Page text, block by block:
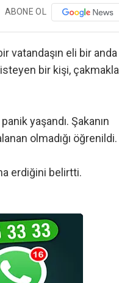
ABONE OL
vatandaşın eli bir anda
bir kişi, çakmakla
yaşandı. Şakanın
olmadığı öğrenildi.
erdiğini belirtti.